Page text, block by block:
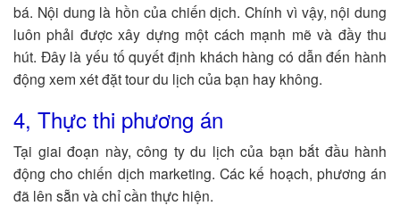
bá. Nội dung là hồn của chiến dịch. Chính vì vậy, nội dung
luôn phải được xây dựng một cách mạnh mẽ và đầy thu
hút. Đây là yếu tố quyết định khách hàng có dẫn đến hành
động xem xét đặt tour du lịch của bạn hay không.
4, Thực thi phương án
Tại giai đoạn này, công ty du lịch của bạn bắt đầu hành
động cho chiến dịch marketing. Các kế hoạch, phương án
đã lên sẵn và chỉ cần thực hiện.